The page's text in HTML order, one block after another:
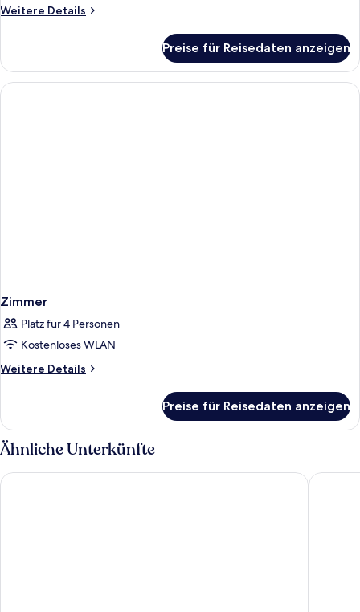
Weitere Details
Weitere
Standard
Preise für Reisedaten anzeigen
Zimmer
Platz für 4 Personen
Kostenloses WLAN
Weitere Details
Weitere
Preise für Reisedaten anzeigen
Ähnliche Unterkünfte
Maxim Oradea Elite